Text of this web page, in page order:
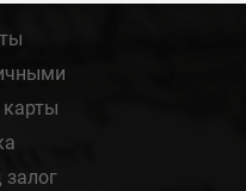
залог